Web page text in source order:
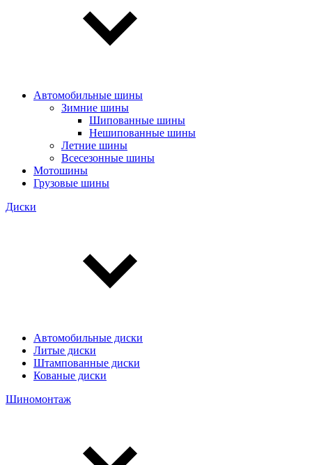
Автомобильные шины
Зимние шины
Шипованные шины
Нешипованные шины
Летние шины
Всесезонные шины
Мотошины
Грузовые шины
Диски
Автомобильные диски
Литые диски
Штампованные диски
Кованые диски
Шиномонтаж